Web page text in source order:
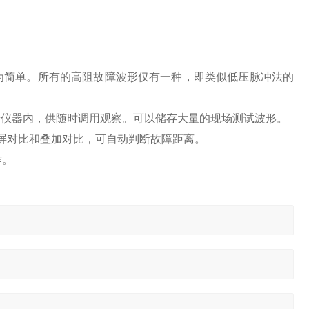
单。所有的高阻故障波形仅有一种，即类似低压脉冲法的
器内，供随时调用观察。可以储存大量的现场测试波形。
比和叠加对比，可自动判断故障距离。